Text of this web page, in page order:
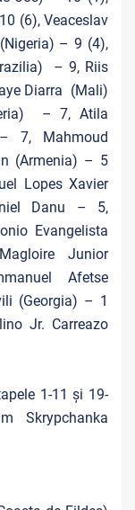
(6), Veaceslav
– 9 (4),
– 9, Riis
Diarra (Mali)
– 7, Atila
7, Mahmoud
(Armenia) – 5
Lopes Xavier
Danu – 5,
Evangelista
Junior
Afetse
(Georgia) – 1
Jr. Carreazo
1-11 și 19-
Skrypchanka